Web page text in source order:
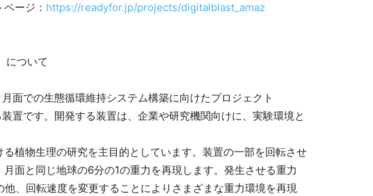
ージ： https://readyfor.jp/projects/digitalblast_amaz
について
面での生態循環維持システム構築に向けたプロジェクト
置です。開発する装置は、企業や研究機関向けに、実験環境と
植物生理の研究を主目的としています。装置の一部を回転させ
面と同じ地球の6分の1の重力を再現します。発生させる重力
、回転速度を変更することによりさまざまな重力環境を再現